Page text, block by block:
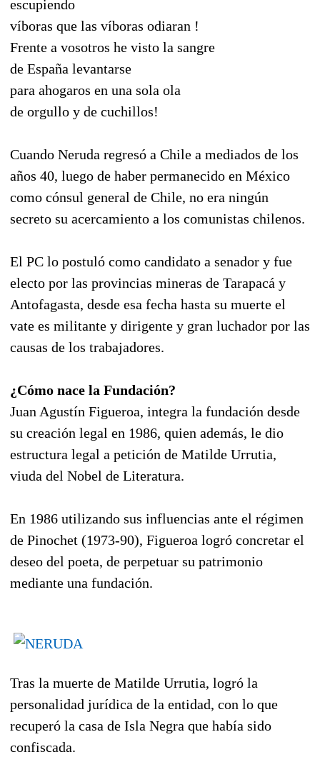
escupiendo
víboras que las víboras odiaran !
Frente a vosotros he visto la sangre
de España levantarse
para ahogaros en una sola ola
de orgullo y de cuchillos!
Cuando Neruda regresó a Chile a mediados de los
años 40, luego de haber permanecido en México
como cónsul general de Chile, no era ningún
secreto su acercamiento a los comunistas chilenos.
El PC lo postuló como candidato a senador y fue
electo por las provincias mineras de Tarapacá y
Antofagasta, desde esa fecha hasta su muerte el
vate es militante y dirigente y gran luchador por las
causas de los trabajadores.
¿Cómo nace la Fundación?
Juan Agustín Figueroa, integra la fundación desde
su creación legal en 1986, quien además, le dio
estructura legal a petición de Matilde Urrutia,
viuda del Nobel de Literatura.
En 1986 utilizando sus influencias ante el régimen
de Pinochet (1973-90), Figueroa logró concretar el
deseo del poeta, de perpetuar su patrimonio
mediante una fundación.
Tras la muerte de Matilde Urrutia, logró la
personalidad jurídica de la entidad, con lo que
recuperó la casa de Isla Negra que había sido
confiscada.